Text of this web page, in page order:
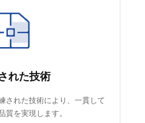
れた技術
された技術により、一貫して
質を実現します。